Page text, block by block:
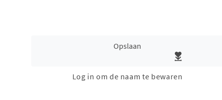
Opslaan
Log in om de naam te bewaren